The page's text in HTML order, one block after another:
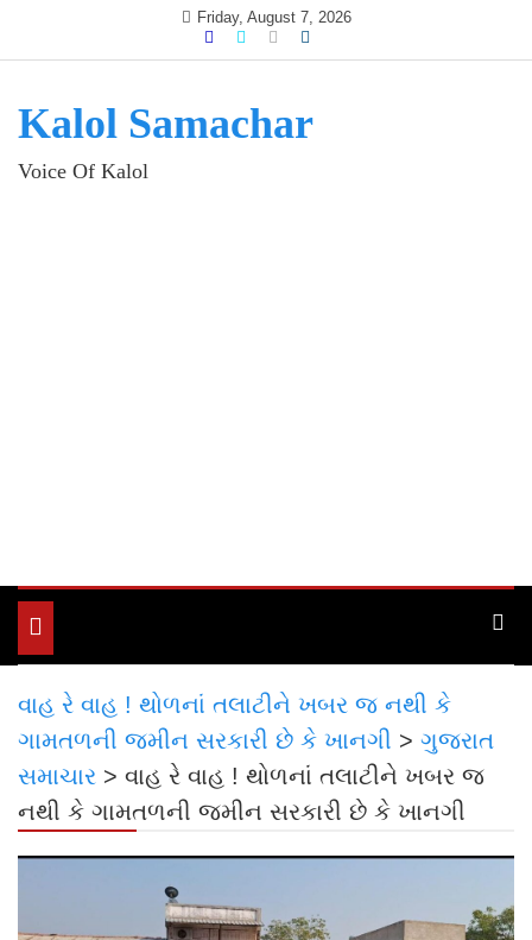
Friday, August 7, 2026
Kalol Samachar
Voice Of Kalol
Toggle
navigation
વાહ રે વાહ ! થોળનાં તલાટીને ખબર જ નથી કે
ગામતળની જમીન સરકારી છે કે ખાનગી > ગુજરાત
સમાચાર > વાહ રે વાહ ! થોળનાં તલાટીને ખબર જ
નથી કે ગામતળની જમીન સરકારી છે કે ખાનગી